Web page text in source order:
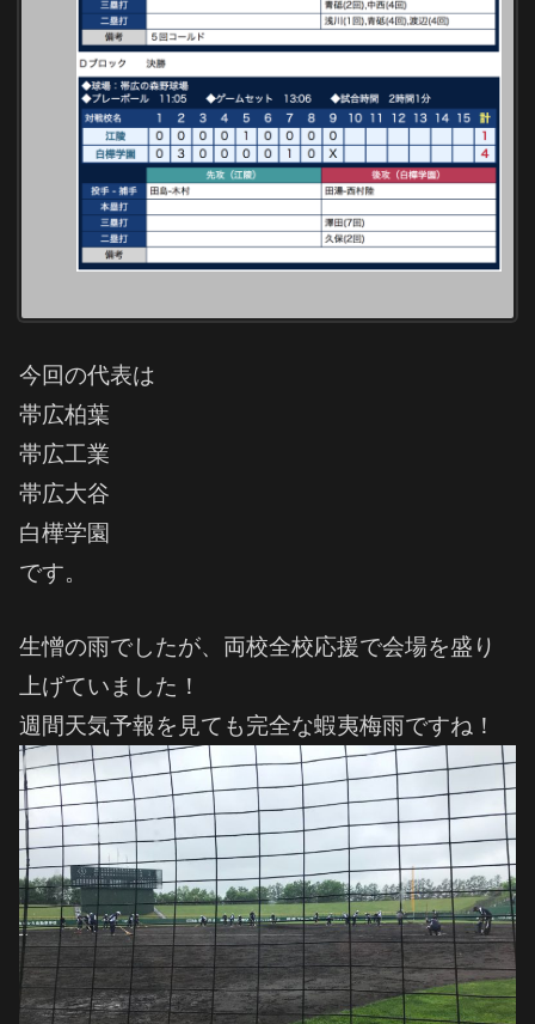
今回の代表は
帯広柏葉
帯広工業
帯広大谷
白樺学園
です。
生憎の雨でしたが、両校全校応援で会場を盛り
上げていました！
週間天気予報を見ても完全な蝦夷梅雨ですね！